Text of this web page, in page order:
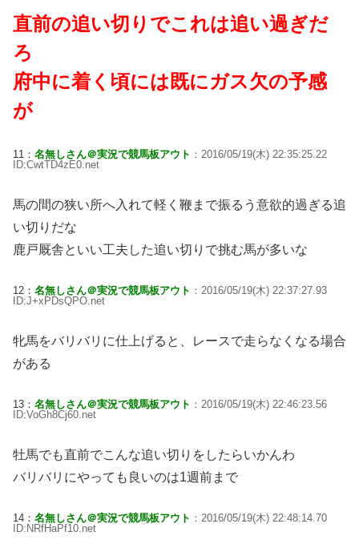
直前の追い切りでこれは追い過ぎだ
ろ
府中に着く頃には既にガス欠の予感
が
11： 名無しさん＠実況で競馬板アウト ：2016/05/19(木) 22:35:25.22
ID:CwtTD4zE0.net
馬の間の狭い所へ入れて軽く鞭まで振るう意欲的過ぎる追
い切りだな
鹿戸厩舎といい工夫した追い切りで挑む馬が多いな
12： 名無しさん＠実況で競馬板アウト ：2016/05/19(木) 22:37:27.93
ID:J+xPDsQPO.net
牝馬をバリバリに仕上げると、レースで走らなくなる場合
がある
13： 名無しさん＠実況で競馬板アウト ：2016/05/19(木) 22:46:23.56
ID:VoGh8Cj60.net
牡馬でも直前でこんな追い切りをしたらいかんわ
バリバリにやっても良いのは1週前まで
14： 名無しさん＠実況で競馬板アウト ：2016/05/19(木) 22:48:14.70
ID:NRfHaPf10.net